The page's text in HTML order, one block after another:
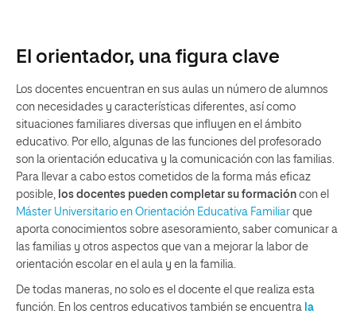
El orientador, una figura clave
Los docentes encuentran en sus aulas un número de alumnos
con necesidades y características diferentes, así como
situaciones familiares diversas que influyen en el ámbito
educativo. Por ello, algunas de las funciones del profesorado
son la orientación educativa y la comunicación con las familias.
Para llevar a cabo estos cometidos de la forma más eficaz
posible,
los docentes pueden completar su formación con el
Máster Universitario en Orientación Educativa Familiar que
aporta conocimientos sobre asesoramiento, saber comunicar a
las familias y otros aspectos que van a mejorar la labor de
orientación escolar en el aula y en la familia.
De todas maneras, no solo es el docente el que realiza esta
función. En los centros educativos también se encuentra la